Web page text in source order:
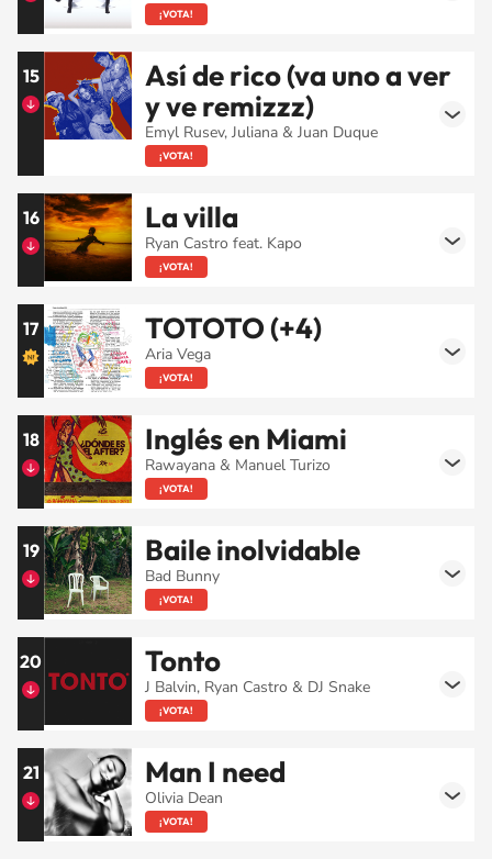
¡VOTA!
15
Así de rico (va uno a ver
y ve remizzz)
Emyl Rusev, Juliana & Juan Duque
¡VOTA!
16 La villa
Ryan Castro feat. Kapo
¡VOTA!
17 TOTOTO (+4)
Aria Vega
¡VOTA!
18 Inglés en Miami
Rawayana & Manuel Turizo
¡VOTA!
19 Baile inolvidable
Bad Bunny
¡VOTA!
20 Tonto
J Balvin, Ryan Castro & DJ Snake
¡VOTA!
21 Man I need
Olivia Dean
¡VOTA!